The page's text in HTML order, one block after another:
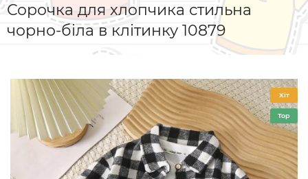
Сорочка для хлопчика стильна
чорно-біла в клітинку 10879
Хіт
Top